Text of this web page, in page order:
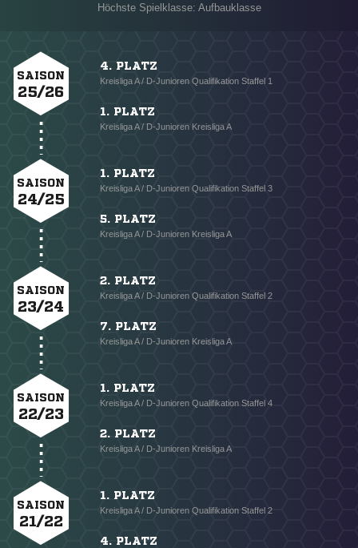
Höchste Spielklasse: Aufbauklasse
SAISON
25/26
4. PLATZ
Kreisliga A / D-Junioren Qualifikation Staffel 1
1. PLATZ
Kreisliga A / D-Junioren Kreisliga A
SAISON
24/25
1. PLATZ
Kreisliga A / D-Junioren Qualifikation Staffel 3
5. PLATZ
Kreisliga A / D-Junioren Kreisliga A
SAISON
23/24
2. PLATZ
Kreisliga A / D-Junioren Qualifikation Staffel 2
7. PLATZ
Kreisliga A / D-Junioren Kreisliga A
SAISON
22/23
1. PLATZ
Kreisliga A / D-Junioren Qualifikation Staffel 4
2. PLATZ
Kreisliga A / D-Junioren Kreisliga A
SAISON
21/22
1. PLATZ
Kreisliga A / D-Junioren Qualifikation Staffel 2
4. PLATZ